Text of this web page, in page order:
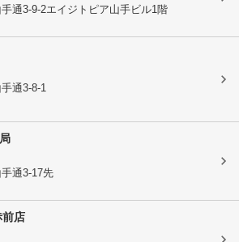
手通3-9-2エイジトピア山手ビル1階
手通3-8-1
手通3-17先
前店